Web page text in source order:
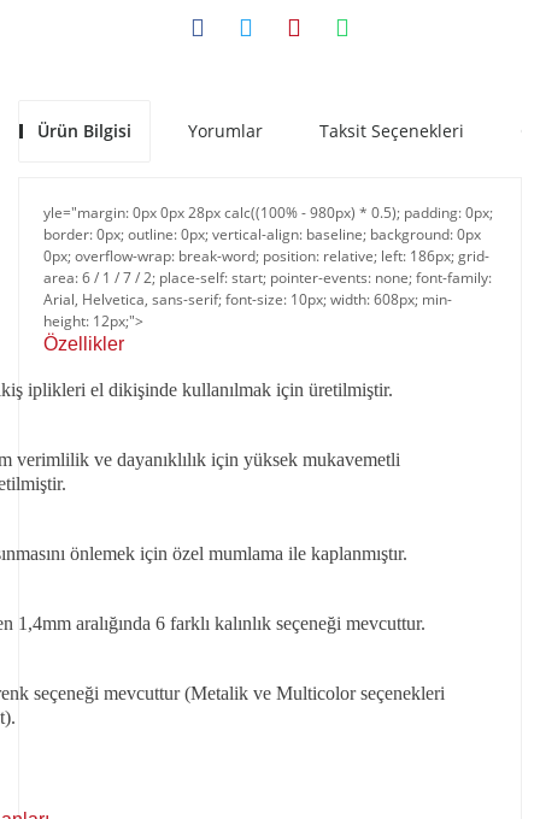
Ürün Bilgisi Yorumlar Taksit Seçenekleri
yle="margin: 0px 0px 28px calc((100% - 980px) * 0.5); padding: 0px;
border: 0px; outline: 0px; vertical-align: baseline; background: 0px
0px; overflow-wrap: break-word; position: relative; left: 186px; grid-
area: 6 / 1 / 7 / 2; place-self: start; pointer-events: none; font-family:
Arial, Helvetica, sans-serif; font-size: 10px; width: 608px; min-
height: 12px;">
Özellikler​​
iplikleri el dikişinde kullanılmak için üretilmiştir.
verimlilik ve dayanıklılık için yüksek mukavemetli
önlemek için özel mumlama ile kaplanmıştır.
1,4mm aralığında 6 farklı kalınlık seçeneği mevcuttur.
seçeneği mevcuttur (Metalik ve Multicolor seçenekleri